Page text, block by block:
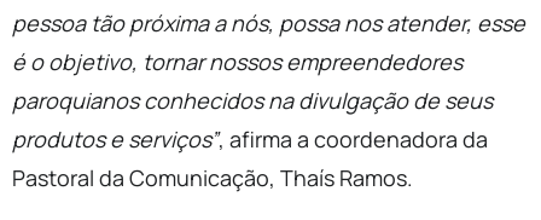
pessoa tão próxima a nós, possa nos atender, esse
é o objetivo, tornar nossos empreendedores
paroquianos conhecidos na divulgação de seus
produtos e serviços”, afirma a coordenadora da
Pastoral da Comunicação, Thaís Ramos.